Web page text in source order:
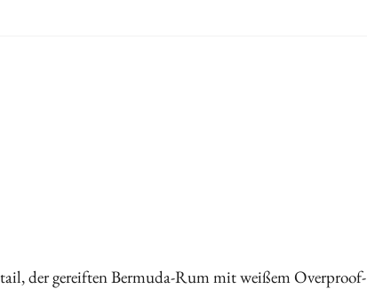
der gereiften Bermuda-Rum mit weißem Overproof-